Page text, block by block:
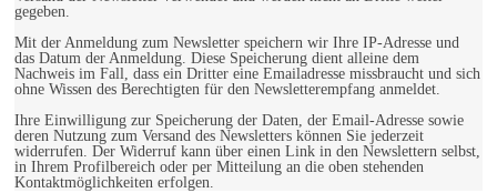
gegeben.
Mit der Anmeldung zum Newsletter speichern wir Ihre IP-Adresse und
das Datum der Anmeldung. Diese Speicherung dient alleine dem
Nachweis im Fall, dass ein Dritter eine Emailadresse missbraucht und sich
ohne Wissen des Berechtigten für den Newsletterempfang anmeldet.
Ihre Einwilligung zur Speicherung der Daten, der Email-Adresse sowie
deren Nutzung zum Versand des Newsletters können Sie jederzeit
widerrufen. Der Widerruf kann über einen Link in den Newslettern selbst,
in Ihrem Profilbereich oder per Mitteilung an die oben stehenden
Kontaktmöglichkeiten erfolgen.